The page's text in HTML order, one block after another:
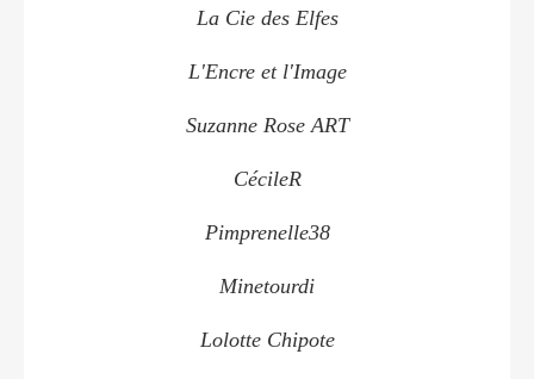
La Cie des Elfes
L'Encre et l'Image
Suzanne Rose ART
CécileR
Pimprenelle38
Minetourdi
Lolotte Chipote